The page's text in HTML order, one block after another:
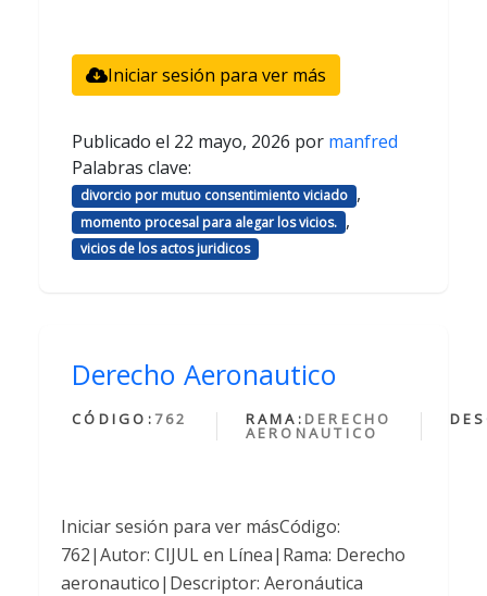
Iniciar sesión para ver más
Publicado el 22 mayo, 2026 por manfred
Palabras clave:
divorcio por mutuo consentimiento viciado ,
momento procesal para alegar los vicios. ,
vicios de los actos juridicos
Derecho Aeronautico
CÓDIGO: 762 RAMA: DERECHO
AERONAUTICO
Iniciar sesión para ver másCódigo:
762|Autor: CIJUL en Línea|Rama: Derecho
aeronautico|Descriptor: Aeronáutica